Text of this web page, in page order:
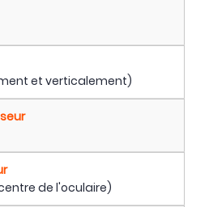
et verticalement)
de l'oculaire)